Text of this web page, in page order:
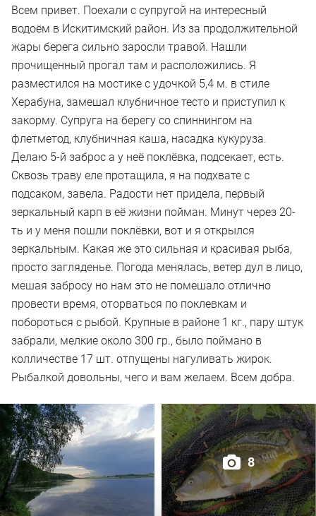
Всем привет. Поехали с супругой на интересный
водоём в Искитимский район. Из за продолжительной
жары берега сильно заросли травой. Нашли
прочищенный прогал там и расположились. Я
разместился на мостике с удочкой 5,4 м. в стиле
Херабуна, замешал клубничное тесто и приступил к
закорму. Супруга на берегу со спиннингом на
флетметод, клубничная каша, насадка кукуруза.
Делаю 5-й заброс а у неё поклёвка, подсекает, есть.
Сквозь траву еле протащила, я на подхвате с
подсаком, завела. Радости нет придела, первый
зеркальный карп в её жизни пойман. Минут через 20-
ть и у меня пошли поклёвки, вот и я открылся
зеркальным. Какая же это сильная и красивая рыба,
просто загляденье. Погода менялась, ветер дул в лицо,
мешая забросу но нам это не помешало отлично
провести время, оторваться по поклевкам и
побороться с рыбой. Крупные в районе 1 кг., пару штук
забрали, мелкие около 300 гр., было поймано в
колличестве 17 шт. отпущены нагуливать жирок.
Рыбалкой довольны, чего и вам желаем. Всем добра.
8